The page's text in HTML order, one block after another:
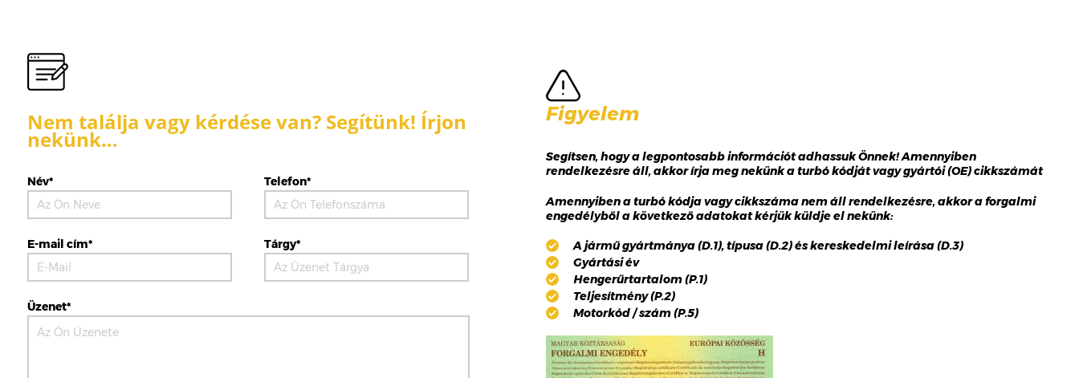
Nem találja vagy kérdése van? Segítünk! Írjon
nekünk…
Név* Telefon*
E-mail cím* Tárgy*
Üzenet*
Figyelem
Segítsen, hogy a legpontosabb információt adhassuk Önnek! Amennyiben
rendelkezésre áll, akkor írja meg nekünk a turbó kódját vagy gyártói (OE) cikkszámát
Amennyiben a turbó kódja vagy cikkszáma nem áll rendelkezésre, akkor a forgalmi
engedélyből a következő adatokat kérjük küldje el nekünk:
A jármű gyártmánya (D.1), típusa (D.2) és kereskedelmi leírása (D.3)
Gyártási év
Hengerűrtartalom (P.1)
Teljesítmény (P.2)
Motorkód / szám (P.5)